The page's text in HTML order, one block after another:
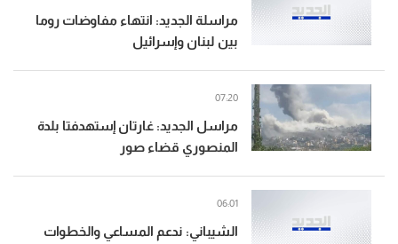
مراسلة الجديد: انتهاء مفاوضات روما
بين لبنان وإسرائيل
مراسل الجديد: غارتان إستهدفتا بلدة
المنصوري قضاء صور
07:20
الشيباني: ندعم المساعي والخطوات
06:01